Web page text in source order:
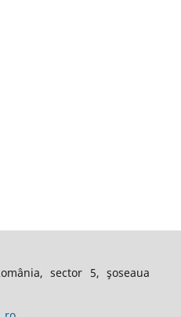
sector 5, şoseaua